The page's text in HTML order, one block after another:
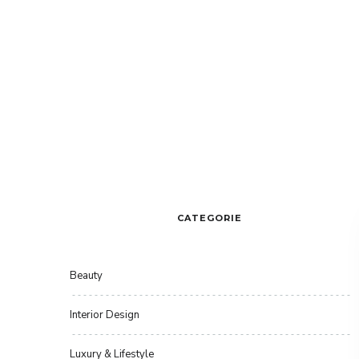
CATEGORIE
Beauty
Interior Design
Luxury & Lifestyle